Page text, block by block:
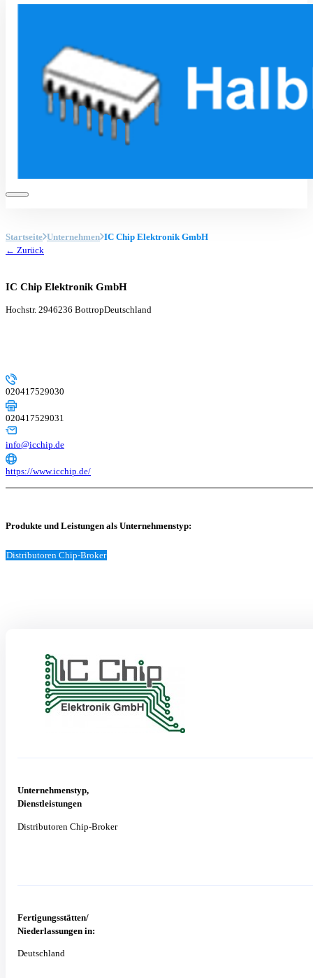
Startseite Unternehmen IC Chip Elektronik GmbH
← Zurück
IC Chip Elektronik GmbH
Hochstr. 2946236 BottropDeutschland
020417529030
020417529031
info@icchip.de
https://www.icchip.de/
Produkte und Leistungen als Unternehmenstyp:
Distributoren Chip-Broker
Unternehmenstyp,
Dienstleistungen
Distributoren Chip-Broker
Fertigungsstätten/
Niederlassungen in:
Deutschland